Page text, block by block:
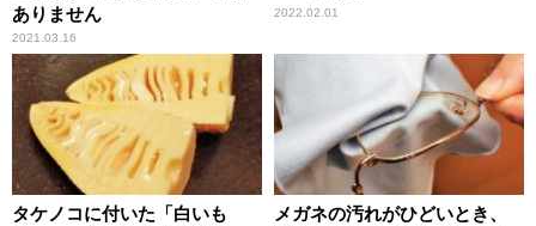
ありません
2021.03.16
2022.02.01
タケノコに付いた「白いも
メガネの汚れがひどいとき、